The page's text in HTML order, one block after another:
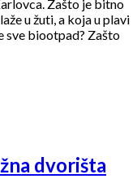
Zašto je bitno
u žuti, a koja u plavi
sve biootpad? Zašto
dvorišta